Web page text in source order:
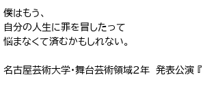
僕はもう、
自分の人生に罪を冒したって
悩まなくて済むかもしれない。
名古屋芸術大学・舞台芸術領域2年 発表公演 『